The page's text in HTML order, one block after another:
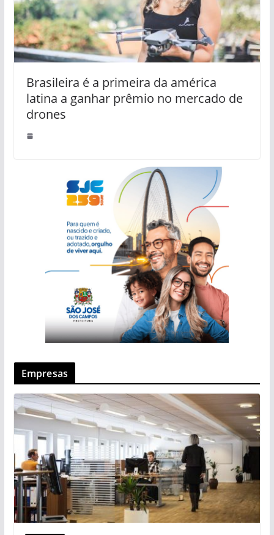
Brasileira é a primeira da américa
latina a ganhar prêmio no mercado de
drones
Empresas